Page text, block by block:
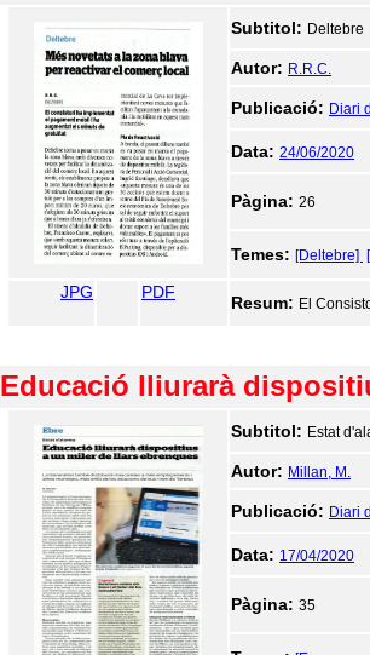
Subtitol: Deltebre
Autor: R.R.C.
Publicació: Diari
Data: 24/06/2020
Pàgina: 26
Temes: [Deltebre]
JPG PDF
Resum: El
Educació lliurarà
Subtitol: Estat
Autor: Millan, M.
Publicació: Diari
Data: 17/04/2020
Pàgina: 35